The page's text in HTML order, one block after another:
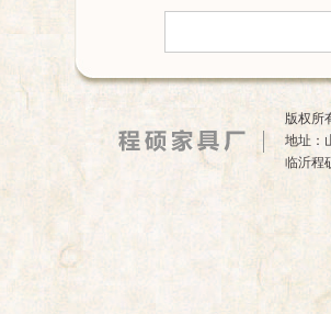
版权所
地址：
临沂程